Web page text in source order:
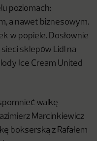
poziomach:
a nawet biznesowym.
w popiele. Dosłownie
sklepów Lidl na
Ice Cream United
walkę
Marcinkiewicz
bokserską z Rafałem